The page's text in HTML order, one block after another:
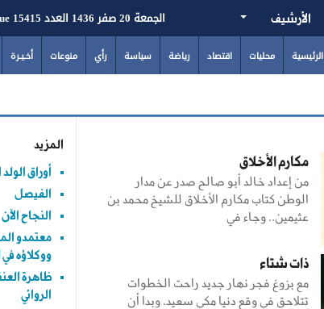
الجمعة 20 صفر 1436 العدد 15415 Friday 12/12/2014 Issue الأرشيف
أخـيـرة منوعات رأي سياسة رياضة اقتصاد محليات الرئيسية
مكارم الأخلاق
من إعداد خالد أبو صالح صدر عن مدار
الوطن كتاب مكارم الأخلاق للشيخ محمد بن
عثيمين.. وجاء في
ذات شتاء
مع بزوغ فجر نهار جديد راحت الخطوات
تتلاحق في وقع دنيا مكي سعيد، وبدا أن
المزيد
أوراق
الفيصل
النجاح الآن
معتمدو
ووكلاؤه في
ظاهرة
الروائي